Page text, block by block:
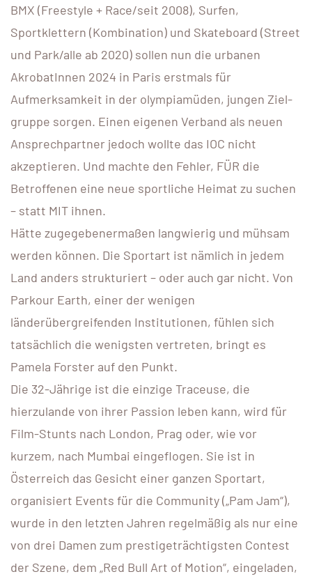
BMX (Freestyle + Race/seit 2008), Surfen,
Sportklettern (Kombination) und Skateboard (Street
und Park/alle ab 2020) sollen nun die urbanen
AkrobatInnen 2024 in Paris erstmals für
Aufmerksamkeit in der olympia­müden, jungen Ziel­
gruppe sorgen. Einen eigenen Verband als neuen
Ansprechpartner jedoch wollte das IOC nicht
akzeptieren. Und machte den Fehler, FÜR die
Betroffenen eine neue sportliche Heimat zu suchen
– statt MIT ihnen.
Hätte zugegebenermaßen langwierig und mühsam
werden können. Die Sportart ist nämlich in jedem
Land anders strukturiert – oder auch gar nicht. Von
Parkour Earth, einer der wenigen
länderübergreifenden Institutionen, fühlen sich
tatsächlich die wenigsten vertreten, bringt es
Pamela Forster auf den Punkt.
Die 32-Jährige ist die einzige Traceuse, die
hierzulande von ihrer Passion leben kann, wird für
Film-Stunts nach London, Prag oder, wie vor
kurzem, nach Mumbai eingeflogen. Sie ist in
Österreich das Gesicht einer ganzen Sportart,
organisiert Events für die Community („Pam Jam“),
wurde in den letzten Jahren regelmäßig als nur eine
von drei Damen zum prestigeträchtigsten Contest
der Szene, dem „Red Bull Art of Motion“, eingeladen,